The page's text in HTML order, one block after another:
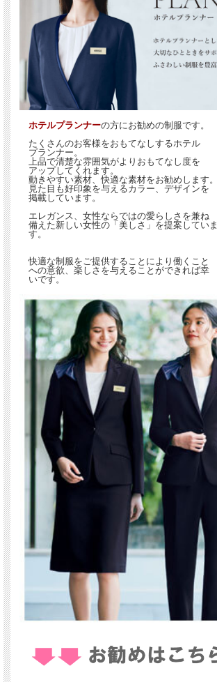
ホテルプランナーの方にお勧めの制服です。
たくさんのお客様をおもてなしするホテル
プランナー。
上品で清楚な雰囲気がよりおもてなし度を
アップしてくれます。
動きやすい素材、快適な素材をお勧めします。
見た目も好印象を与えるカラー、デザインを
掲載しています。
エレガンス、女性ならではの愛らしさを兼ね
備えた新しい女性の「美しさ」を提案していま
す。
快適な制服をご提供することにより働くこと
への意欲、楽しさを与えることができれば幸
いです。